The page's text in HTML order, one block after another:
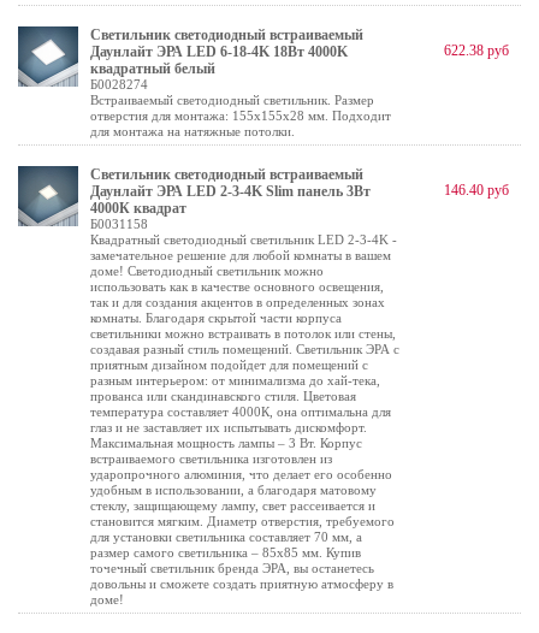
Светильник светодиодный встраиваемый
Даунлайт ЭРА LED 6-18-4K 18Вт 4000K
квадратный белый
Б0028274
Встраиваемый светодиодный светильник. Размер
отверстия для монтажа: 155х155х28 мм. Подходит
для монтажа на натяжные потолки.
622.38 руб
Светильник светодиодный встраиваемый
Даунлайт ЭРА LED 2-3-4K Slim панель 3Вт
4000К квадрат
Б0031158
Квадратный светодиодный светильник LED 2-3-4K -
замечательное решение для любой комнаты в вашем
доме! Светодиодный светильник можно
использовать как в качестве основного освещения,
так и для создания акцентов в определенных зонах
комнаты. Благодаря скрытой части корпуса
светильники можно встраивать в потолок или стены,
создавая разный стиль помещений. Светильник ЭРА с
приятным дизайном подойдет для помещений с
разным интерьером: от минимализма до хай-тека,
прованса или скандинавского стиля. Цветовая
температура составляет 4000К, она оптимальна для
глаз и не заставляет их испытывать дискомфорт.
Максимальная мощность лампы – 3 Вт. Корпус
встраиваемого светильника изготовлен из
ударопрочного алюминия, что делает его особенно
удобным в использовании, а благодаря матовому
стеклу, защищающему лампу, свет рассеивается и
становится мягким. Диаметр отверстия, требуемого
для установки светильника составляет 70 мм, а
размер самого светильника – 85х85 мм. Купив
точечный светильник бренда ЭРА, вы останетесь
довольны и сможете создать приятную атмосферу в
доме!
146.40 руб